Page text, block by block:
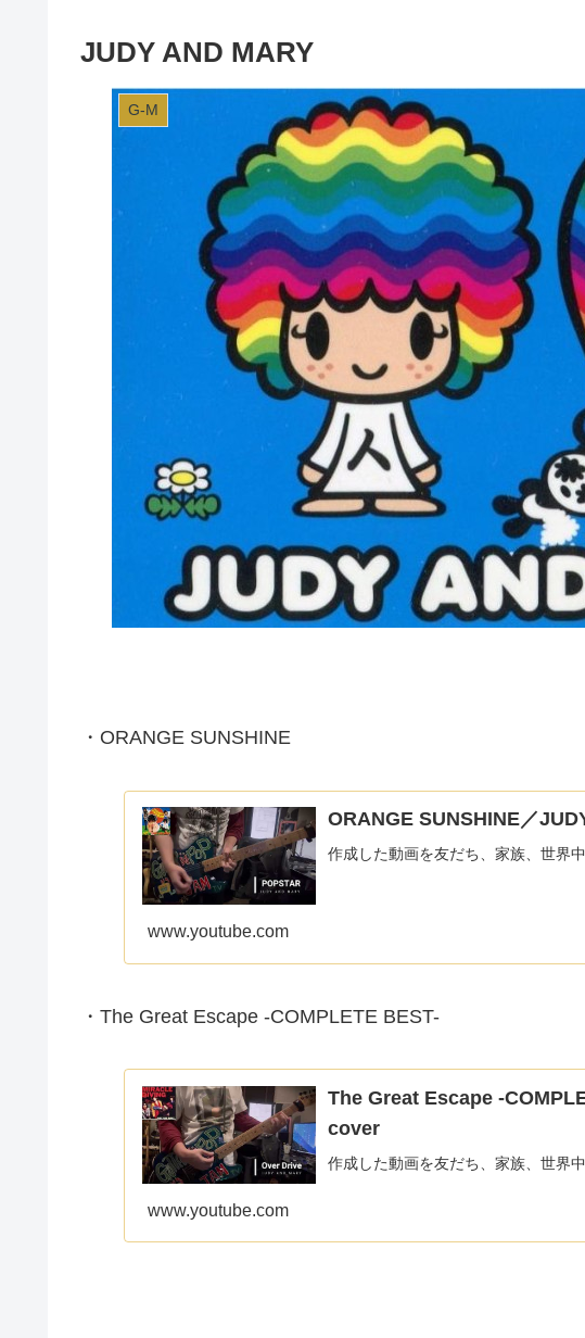
JUDY AND MARY
G-M
・ORANGE SUNSHINE
ORANGE SUNSHINE／
作成した動画を友だち、家族、世界
www.youtube.com
・The Great Escape -COMPLETE BEST-
The Great Escape -
cover
作成した動画を友だち、家族、世界
www.youtube.com